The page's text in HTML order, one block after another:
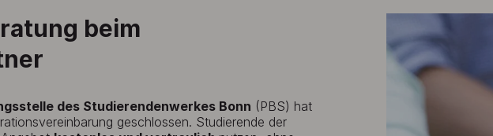
beim
des Studierendenwerkes Bonn (PBS) hat
geschlossen. Studierende der